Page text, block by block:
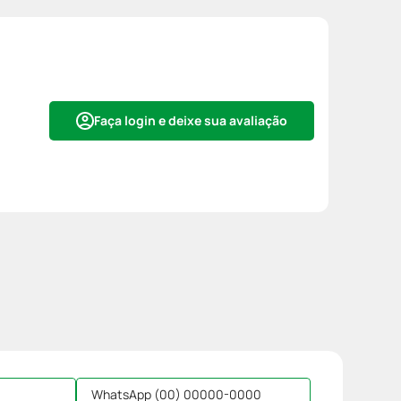
Faça login e deixe sua avaliação